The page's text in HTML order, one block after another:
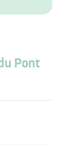
Pont